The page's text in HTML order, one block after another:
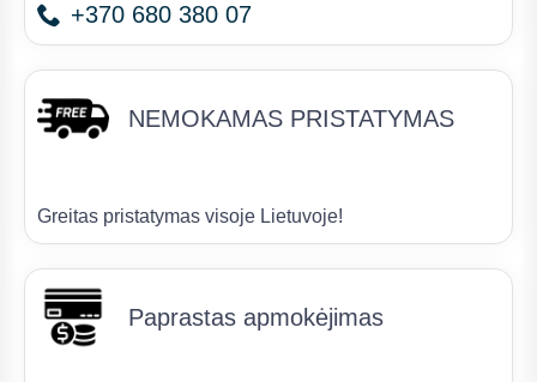
+370 680 380 07
NEMOKAMAS PRISTATYMAS
Greitas pristatymas visoje Lietuvoje!
Paprastas apmokėjimas